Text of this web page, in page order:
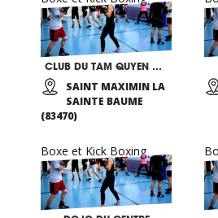
CLUB DU TAM QUYEN DAO BOXE SINO-VIETNAMIENNE
SAINT MAXIMIN LA
SAINTE BAUME
(83470)
Boxe et Kick Boxing